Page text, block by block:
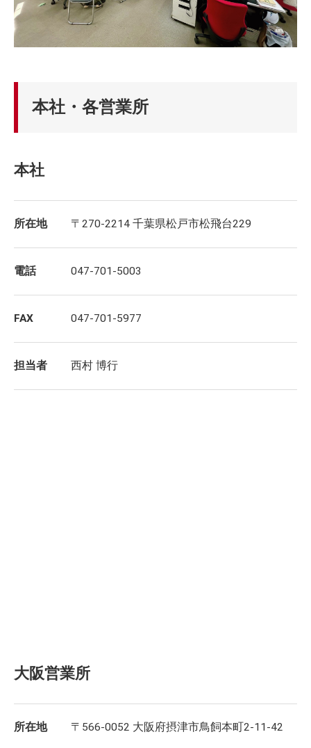
本社・各営業所
本社
所在地 〒270-2214 千葉県松戸市松飛台229
電話 047-701-5003
FAX 047-701-5977
担当者 西村 博行
大阪営業所
所在地 〒566-0052 大阪府摂津市鳥飼本町2-11-42